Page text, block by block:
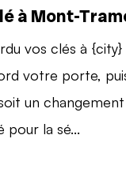
à Mont-
vos clés à {city}
votre porte,
un
pour la sé...